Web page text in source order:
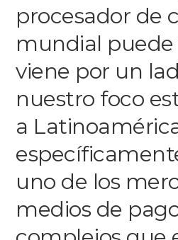
procesador de
mundial puede
viene por un
nuestro foco
a
uno de los
medios de